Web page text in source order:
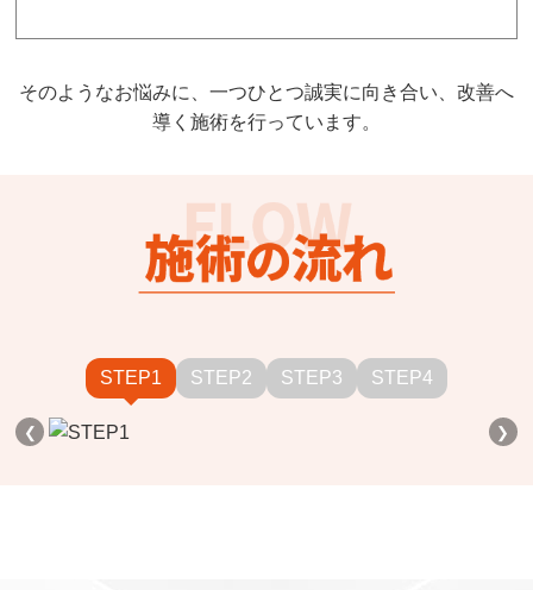
そのようなお悩みに、一つひとつ誠実に向き合い、改善へ
導く施術を行っています。
STEP1 STEP2 STEP3 STEP4
❮ ❯